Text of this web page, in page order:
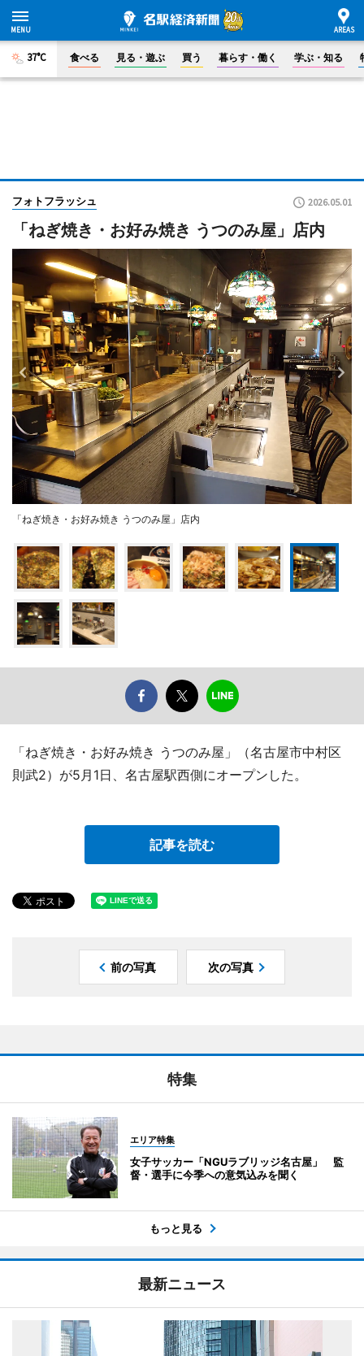
37°C 食べる 見る・遊ぶ 買う 暮らす・働く 学ぶ・知る
フォトフラッシュ 2026.05.01
「ねぎ焼き・お好み焼き うつのみ屋」店内
「ねぎ焼き・お好み焼き うつのみ屋」店内
「ねぎ焼き・お好み焼き うつのみ屋」（名古屋市中村区
則武2）が5月1日、名古屋駅西側にオープンした。
記事を読む
前の写真 次の写真
特集
エリア特集
女子サッカー「NGUラブリッジ名古屋」 監
督・選手に今季への意気込みを聞く
もっと見る
最新ニュース